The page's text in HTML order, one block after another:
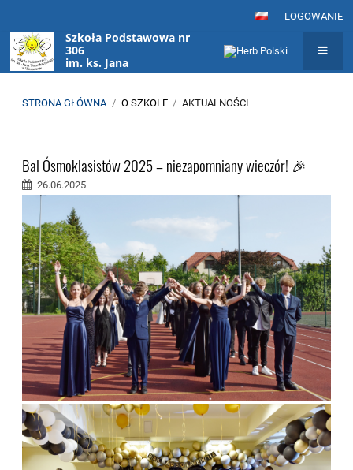
LOGOWANIE
Szkoła Podstawowa nr
306
im. ks. Jana
Twardowskiego
STRONA GŁÓWNA / O SZKOLE / AKTUALNOŚCI
Bal Ósmoklasistów 2025 – niezapomniany wieczór! 🎉
26.06.2025